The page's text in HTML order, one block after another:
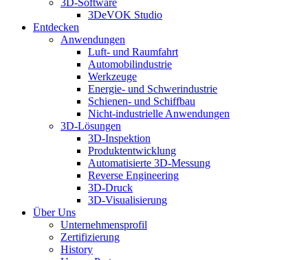
3D-Software
3DeVOK Studio
Entdecken
Anwendungen
Luft- und Raumfahrt
Automobilindustrie
Werkzeuge
Energie- und Schwerindustrie
Schienen- und Schiffbau
Nicht-industrielle Anwendungen
3D-Lösungen
3D-Inspektion
Produktentwicklung
Automatisierte 3D-Messung
Reverse Engineering
3D-Druck
3D-Visualisierung
Über Uns
Unternehmensprofil
Zertifizierung
History